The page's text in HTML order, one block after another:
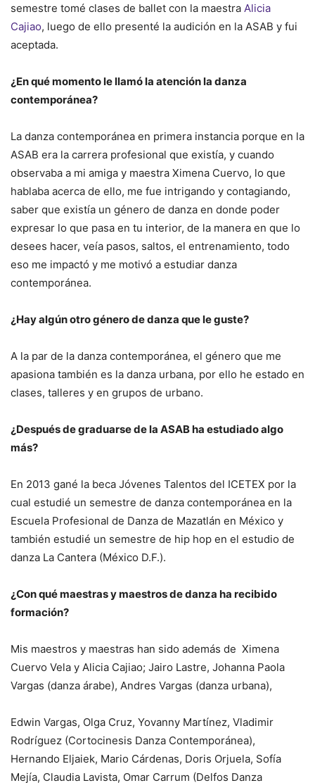
semestre tomé clases de ballet con la maestra Alicia
Cajiao, luego de ello presenté la audición en la ASAB y fui
aceptada.
¿En qué momento le llamó la atención la danza
contemporánea?
La danza contemporánea en primera instancia porque en la
ASAB era la carrera profesional que existía, y cuando
observaba a mi amiga y maestra Ximena Cuervo, lo que
hablaba acerca de ello, me fue intrigando y contagiando,
saber que existía un género de danza en donde poder
expresar lo que pasa en tu interior, de la manera en que lo
desees hacer, veía pasos, saltos, el entrenamiento, todo
eso me impactó y me motivó a estudiar danza
contemporánea.
¿Hay algún otro género de danza que le guste?
A la par de la danza contemporánea, el género que me
apasiona también es la danza urbana, por ello he estado en
clases, talleres y en grupos de urbano.
¿Después de graduarse de la ASAB ha estudiado algo
más?
En 2013 gané la beca Jóvenes Talentos del ICETEX por la
cual estudié un semestre de danza contemporánea en la
Escuela Profesional de Danza de Mazatlán en México y
también estudié un semestre de hip hop en el estudio de
danza La Cantera (México D.F.).
¿Con qué maestras y maestros de danza ha recibido
formación?
Mis maestros y maestras han sido además de Ximena
Cuervo Vela y Alicia Cajiao; Jairo Lastre, Johanna Paola
Vargas (danza árabe), Andres Vargas (danza urbana),
Edwin Vargas, Olga Cruz, Yovanny Martínez, Vladimir
Rodríguez (Cortocinesis Danza Contemporánea),
Hernando Eljaiek, Mario Cárdenas, Doris Orjuela, Sofía
Mejía, Claudia Lavista, Omar Carrum (Delfos Danza